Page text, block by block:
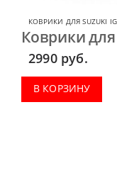
КОВРИКИ ДЛЯ SUZUKI
Коврики
2990 руб.
В КОРЗИНУ